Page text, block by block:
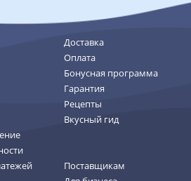
Доставка
Оплата
Бонусная программа
Гарантия
Рецепты
Вкусный гид
Поставщикам